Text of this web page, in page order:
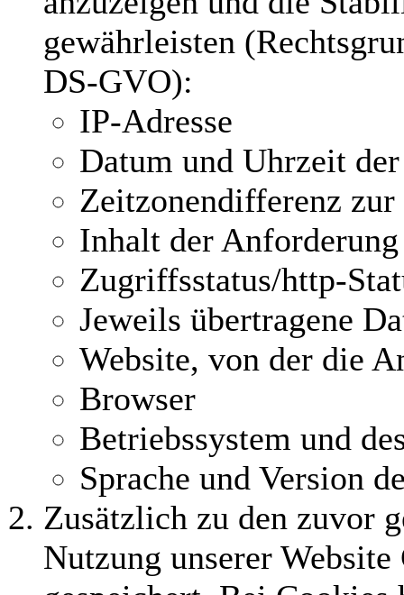
gewährleisten
DS-GVO):
IP-Adresse
Datum und Uhrzeit
Zeitzonendifferenz
Inhalt der
Zugriffsstatus/http-
Jeweils übertragene
Website, von der die
Browser
Betriebssystem und
Sprache und Version
Zusätzlich zu den zuvor
Nutzung unserer